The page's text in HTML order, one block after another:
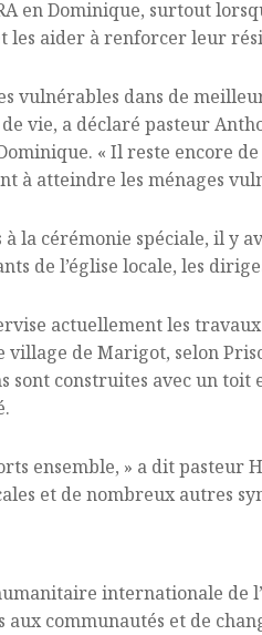
en Dominique, surtout
les aider à renforcer leur
vulnérables dans de
vie, a déclaré pasteur
« Il reste encore
à atteindre les ménages
la cérémonie spéciale, il y
de l’église locale, les
actuellement les
village de Marigot, selon
sont construites avec un
ensemble, » a dit pasteur
et de nombreux autres
internationale de
aux communautés et de